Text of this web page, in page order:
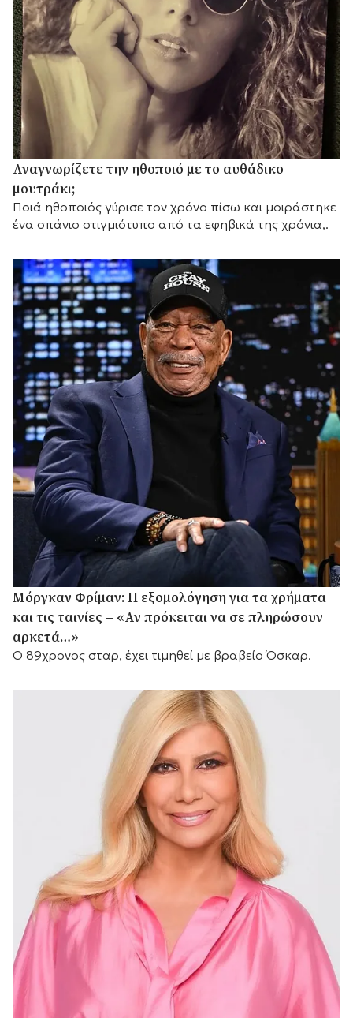
Αναγνωρίζετε την ηθοποιό με το αυθάδικο
μουτράκι;
Ποιά ηθοποιός γύρισε τον χρόνο πίσω και μοιράστηκε
ένα σπάνιο στιγμιότυπο από τα εφηβικά της χρόνια,.
Μόργκαν Φρίμαν: Η εξομολόγηση για τα χρήματα
και τις ταινίες – «Αν πρόκειται να σε πληρώσουν
αρκετά…»
Ο 89χρονος σταρ, έχει τιμηθεί με βραβείο Όσκαρ.